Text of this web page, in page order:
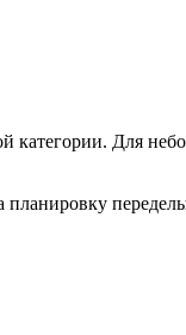
Для
планировку